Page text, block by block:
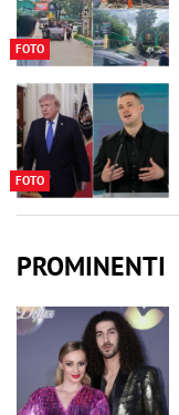
FOTO
FOTO
PROMINENTI